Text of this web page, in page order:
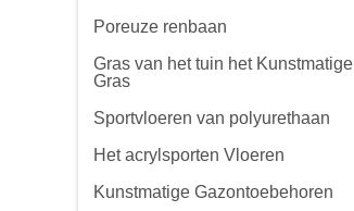
Poreuze renbaan
Gras van het tuin het Kunstmatige
Gras
Sportvloeren van polyurethaan
Het acrylsporten Vloeren
Kunstmatige Gazontoebehoren